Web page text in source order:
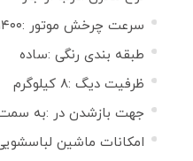
سرعت چرخش موتور :۱۴۰۰ دور در دقیقه
طبقه بندی رنگی :ساده
ظرفیت دیگ :۸ کیلوگرم
جهت بازشدن در :به
امکانات ماشین